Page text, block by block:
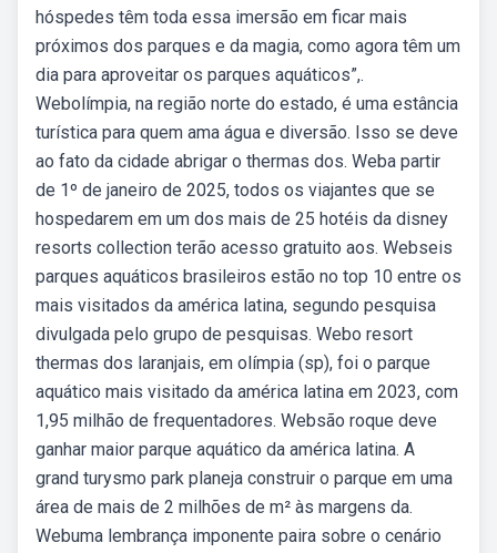
hóspedes têm toda essa imersão em ficar mais
próximos dos parques e da magia, como agora têm um
dia para aproveitar os parques aquáticos”,.
Webolímpia, na região norte do estado, é uma estância
turística para quem ama água e diversão. Isso se deve
ao fato da cidade abrigar o thermas dos. Weba partir
de 1º de janeiro de 2025, todos os viajantes que se
hospedarem em um dos mais de 25 hotéis da disney
resorts collection terão acesso gratuito aos. Webseis
parques aquáticos brasileiros estão no top 10 entre os
mais visitados da américa latina, segundo pesquisa
divulgada pelo grupo de pesquisas. Webo resort
thermas dos laranjais, em olímpia (sp), foi o parque
aquático mais visitado da américa latina em 2023, com
1,95 milhão de frequentadores. Websão roque deve
ganhar maior parque aquático da américa latina. A
grand turysmo park planeja construir o parque em uma
área de mais de 2 milhões de m² às margens da.
Webuma lembrança imponente paira sobre o cenário